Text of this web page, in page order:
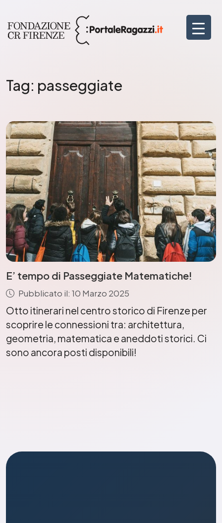
Tag: passeggiate
E’ tempo di Passeggiate Matematiche!
Pubblicato il: 10 Marzo 2025
Otto itinerari nel centro storico di Firenze per
scoprire le connessioni tra: architettura,
geometria, matematica e aneddoti storici. Ci
sono ancora posti disponibili!